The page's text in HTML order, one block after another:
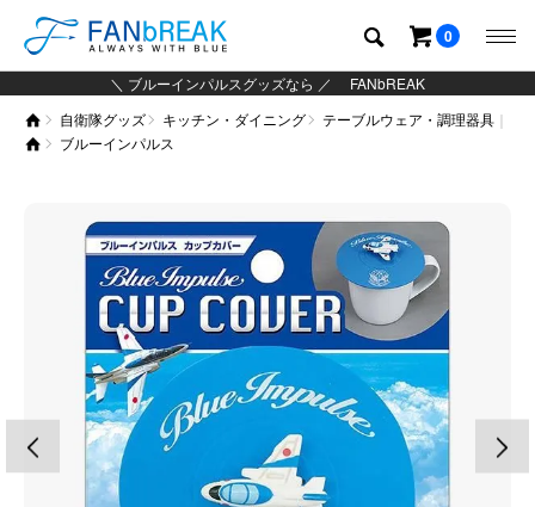
＼ ブルーインパルスグッズなら ／ FANbREAK
0
自衛隊グッズ キッチン・ダイニング
テーブルウェア・調理器具
ブルーインパルス